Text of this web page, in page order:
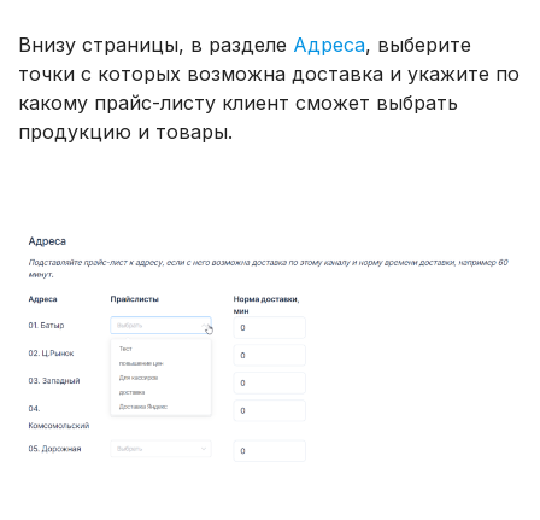
Внизу страницы, в разделе Адреса, выберите
точки с которых возможна доставка и укажите по
какому прайс-листу клиент сможет выбрать
продукцию и товары.